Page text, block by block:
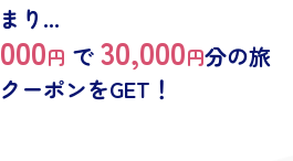
り...
円 で 30,000円分の旅
ーポンをGET！